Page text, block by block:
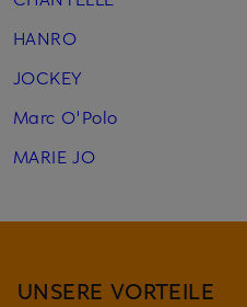
HANRO
JOCKEY
Marc O'Polo
MARIE JO
UNSERE VORTEILE